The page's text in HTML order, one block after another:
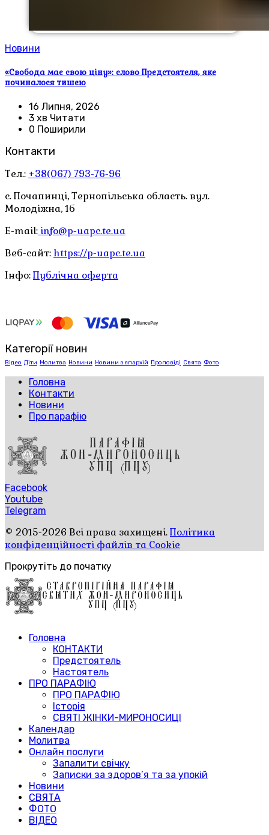
Новини
«Свобода має свою ціну»: слово Предстоятеля, яке
починалося тишею
16 Липня, 2026
3 хв Читати
0 Поширили
Контакти
Тел.: +38(067) 793-76-96
с. Почапинці, Тернопільська область. вул.
Молодіжна, 1б
E-mail: info@p-uapc.te.ua
Веб-сайт: https://p-uapc.te.ua
Інфо:Публічна оферта
Категорії новин
Відео Діти Молитва Новини Новини з єпархій Проповіді Свята Фото
Головна
Контакти
Новини
Про парафію
Facebook
Youtube
Telegram
© 2015-2026 Всі права захищені.Політика
конфіденційності файлів та Cookie
Прокрутіть до початку
Головна
КОНТАКТИ
Предстоятель
Настоятель
ПРО ПАРАФІЮ
ПРО ПАРАФІЮ
Історія
СВЯТІ ЖІНКИ-МИРОНОСИЦІ
Календар
Молитва
Онлайн послуги
Запалити свічку
Записки за здоров’я та за упокій
Новини
СВЯТА
ФОТО
ВІДЕО